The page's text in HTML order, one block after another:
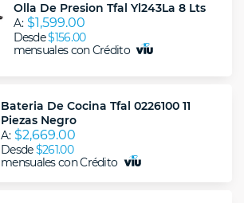
Olla De Presion Tfal Yl243La 8 Lts
A: $1,599.00
Desde$156.00
mensuales con Crédito
Bateria De Cocina Tfal 0226100 11
Piezas Negro
A: $2,669.00
Desde$261.00
mensuales con Crédito